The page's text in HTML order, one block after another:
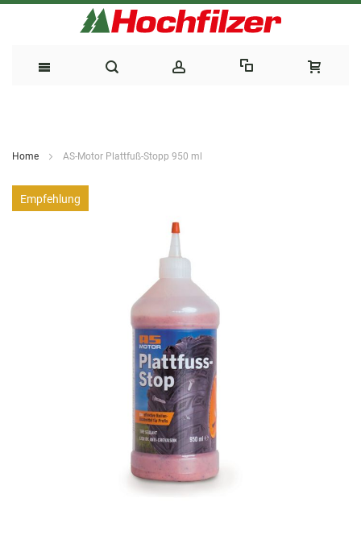
Home AS-Motor Plattfuß-Stopp 950 ml
Zum
Ende
Empfehlung